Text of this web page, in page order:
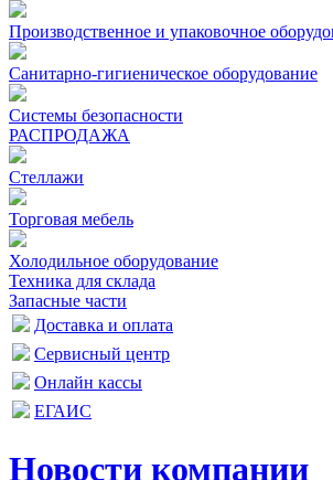
Производственное и упаковочное
Санитарно-гигиеническое оборудование
Системы безопасности
РАСПРОДАЖА
Стеллажи
Торговая мебель
Холодильное оборудование
Техника для склада
Запасные части
Доставка и оплата
Сервисный центр
Онлайн кассы
ЕГАИС
Новости компании